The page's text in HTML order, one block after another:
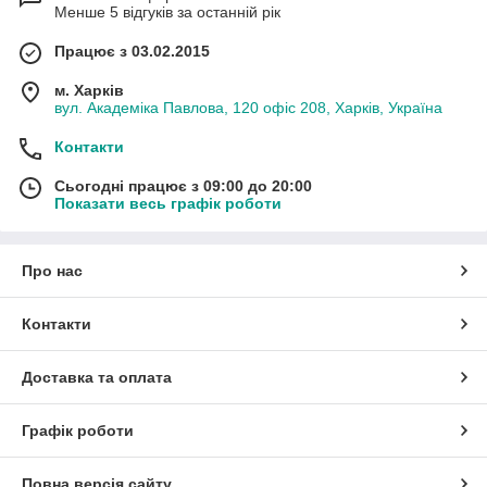
Менше 5 відгуків за останній рік
Працює з 03.02.2015
м. Харків
вул. Академіка Павлова, 120 офіс 208, Харків, Україна
Контакти
Сьогодні працює з 09:00 до 20:00
Показати весь графік роботи
Про нас
Контакти
Доставка та оплата
Графік роботи
Повна версія сайту